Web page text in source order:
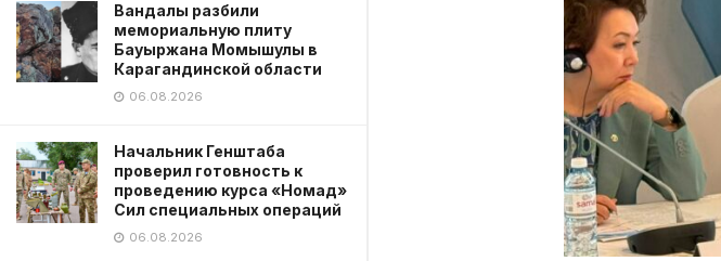
Вандалы разбили
мемориальную плиту
Бауыржана Момышулы в
Карагандинской области
06.08.2026
Начальник Генштаба
проверил готовность к
проведению курса «Номад»
Сил специальных операций
06.08.2026